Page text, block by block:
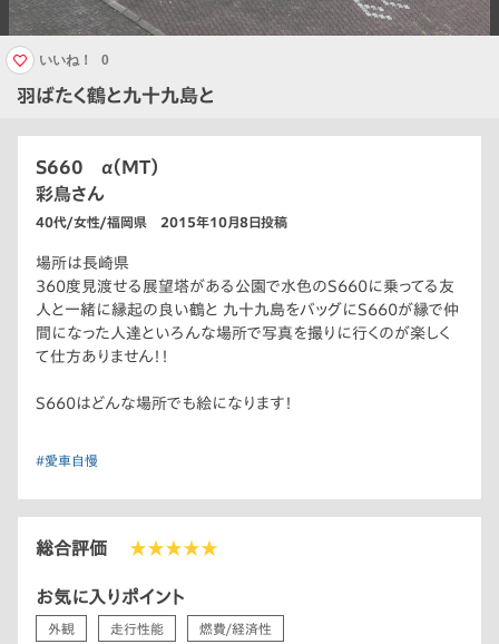
羽ばたく鶴と九十九島と
いいね！ 0
S660 α（MT）
彩鳥さん
40代/女性/福岡県 2015年10月8日投稿
場所は長崎県
360度見渡せる展望塔がある公園で水色のS660に乗ってる友
人と一緒に縁起の良い鶴と 九十九島をバッグにS660が縁で仲
間になった人達といろんな場所で写真を撮りに行くのが楽しく
て仕方ありません！！
S660はどんな場所でも絵になります！
#愛車自慢
総合評価 ★★★★★
お気に入りポイント
外観 走行性能 燃費/経済性